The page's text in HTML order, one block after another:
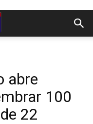
abre
100
22